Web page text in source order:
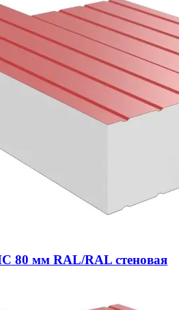
80 мм RAL/RAL стеновая